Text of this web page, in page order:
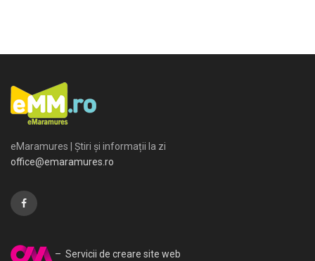
eMaramures | Știri și informații la zi
office@emaramures.ro
– Servicii de creare site web